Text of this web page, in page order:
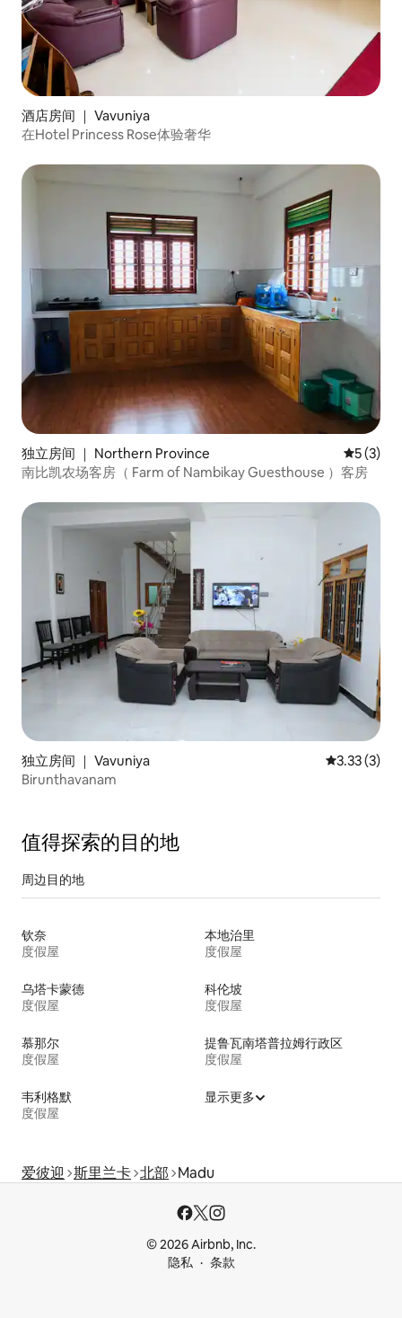
酒店房间 ｜ Vavuniya
在Hotel Princess Rose体验奢华
独立房间 ｜ Northern Province 平均评分
5 (3)
南比凯农场客房（ Farm of Nambikay Guesthouse ）客房
独立房间 ｜ Vavuniya 平均评分
3.33 (3)
Birunthavanam
值得探索的目的地
周边目的地
钦奈
度假屋
本地治里
度假屋
乌塔卡蒙德
度假屋
科伦坡
度假屋
慕那尔
度假屋
提鲁瓦南塔普拉姆行政区
度假屋
韦利格默
度假屋
显示更多
爱彼迎 斯里兰卡 北部 Madu
© 2026 Airbnb, Inc.
隐私
条款